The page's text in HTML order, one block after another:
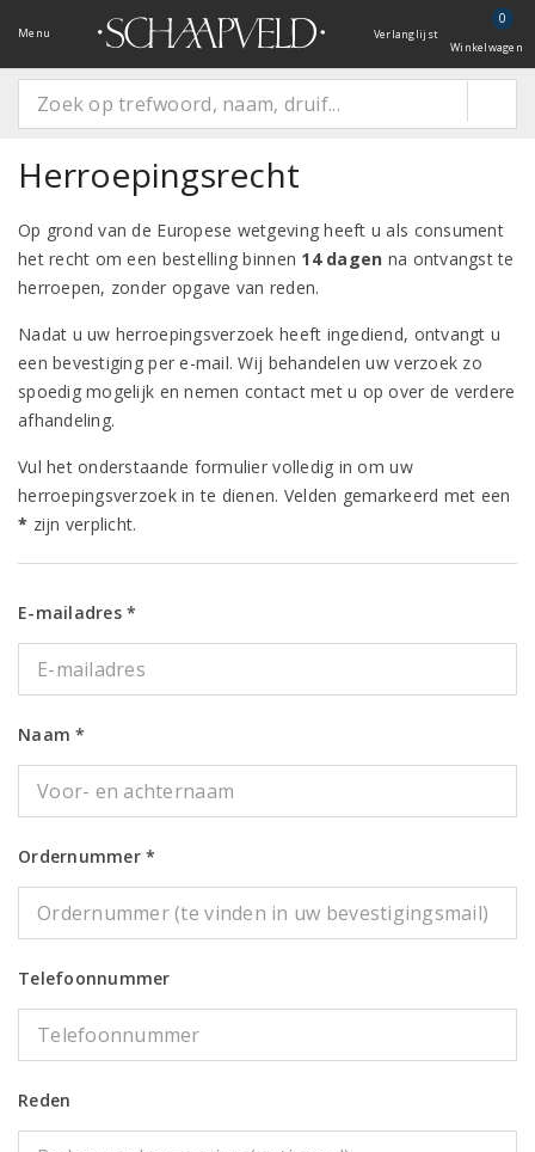
Menu Verlanglijst
0
Winkelwagen
Herroepingsrecht
Op grond van de Europese wetgeving heeft u als consument
het recht om een bestelling binnen 14 dagen na ontvangst te
herroepen, zonder opgave van reden.
Nadat u uw herroepingsverzoek heeft ingediend, ontvangt u
een bevestiging per e-mail. Wij behandelen uw verzoek zo
spoedig mogelijk en nemen contact met u op over de verdere
afhandeling.
Vul het onderstaande formulier volledig in om uw
herroepingsverzoek in te dienen. Velden gemarkeerd met een
* zijn verplicht.
E-mailadres *
Naam *
Ordernummer *
Telefoonnummer
Reden